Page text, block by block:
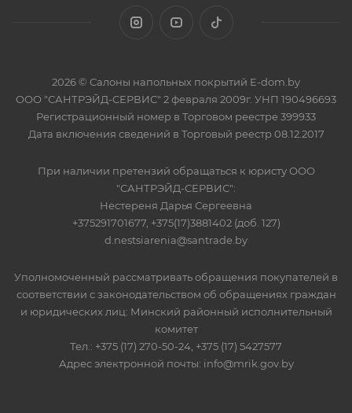
2026 © Салоны напольных покрытий E-dom.by
ООО "САНТРЭЙД-СЕРВИС" 2 февраля 2009г. УНП 190496693
Регистрационный номер в Торговом реестре 399933
Дата включения сведений в Торговый реестр 08.12.2017
При наличии претензий обращаться к юристу ООО
"САНТРЭЙД-СЕРВИС":
Нестереня Дарья Сергеевна
+375291701677, +375(17)3881402 (доб. 127)
d.nestsiarenia@santrade.by
Уполномоченный рассматривать обращения покупателей в
соответствии с законодательством об обращениях граждан
и юридических лиц: Минский районный исполнительный
комитет
Тел.: +375 (17) 270-50-24, +375 (17) 5427577
Адрес электронной почты: info@mrik.gov.by